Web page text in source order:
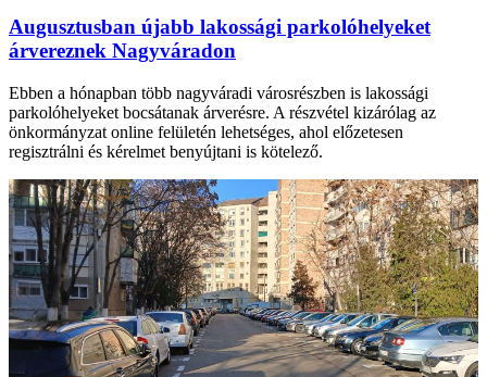
Augusztusban újabb lakossági parkolóhelyeket
árvereznek Nagyváradon
Ebben a hónapban több nagyváradi városrészben is lakossági
parkolóhelyeket bocsátanak árverésre. A részvétel kizárólag az
önkormányzat online felületén lehetséges, ahol előzetesen
regisztrálni és kérelmet benyújtani is kötelező.